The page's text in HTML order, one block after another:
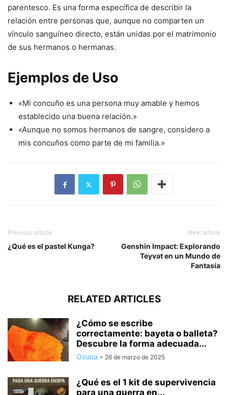
parentesco. Es una forma específica de describir la
relación entre personas que, aunque no comparten un
vínculo sanguíneo directo, están unidas por el matrimonio
de sus hermanos o hermanas.
Ejemplos de Uso
«Mi concuño es una persona muy amable y hemos
establecido una buena relación.»
«Aunque no somos hermanos de sangre, considero a
mis concuños como parte de mi familia.»
Previous article
¿Qué es el pastel Kunga?
Next article
Genshin Impact: Explorando
Teyvat en un Mundo de
Fantasía
RELATED ARTICLES
¿Cómo se escribe
correctamente: bayeta o balleta?
Descubre la forma adecuada...
Osuna - 26 de marzo de 2025
¿Qué es el 1 kit de supervivencia
para una guerra en...